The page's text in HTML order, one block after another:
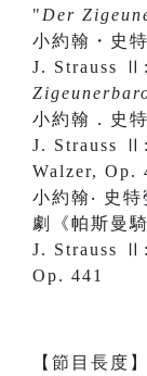
" Der
小約翰・史
J. Strauss
小約翰．史
J. Strauss
Walzer, Op.
小約翰‧ 史
劇《帕斯曼騎
J. Strauss
Op. 441
【節目長度